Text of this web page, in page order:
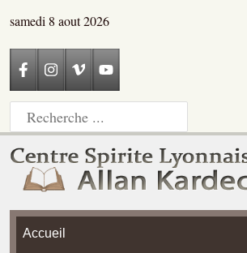
samedi 8 aout 2026
Accueil